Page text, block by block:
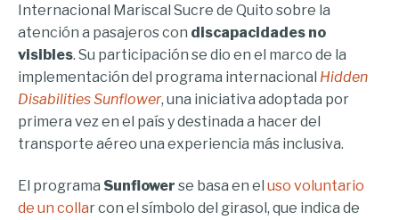
Internacional Mariscal Sucre de Quito sobre la
atención a pasajeros con discapacidades no
visibles. Su participación se dio en el marco de la
implementación del programa internacional Hidden
Disabilities Sunflower, una iniciativa adoptada por
primera vez en el país y destinada a hacer del
transporte aéreo una experiencia más inclusiva.
El programa Sunflower se basa en el uso voluntario
de un collar con el símbolo del girasol, que indica de